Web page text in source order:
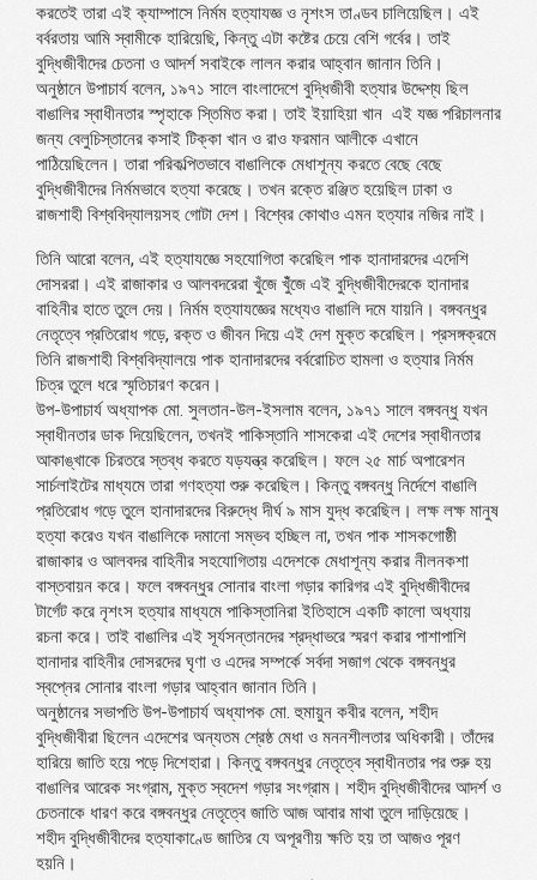
করতেই তারা এই ক্যাম্পাসে নির্মম হত্যাযজ্ঞ ও নৃশংস তাণ্ডব চালিয়েছিল। এই
বর্বরতায় আমি স্বামীকে হারিয়েছি, কিন্তু এটা কষ্টের চেয়ে বেশি গর্বের। তাই
বুদ্ধিজীবীদের চেতনা ও আদর্শ সবাইকে লালন করার আহ্বান জানান তিনি।
অনুষ্ঠানে উপাচার্য বলেন, ১৯৭১ সালে বাংলাদেশে বুদ্ধিজীবী হত্যার উদ্দেশ্য ছিল
বাঙালির স্বাধীনতার স্পৃহাকে স্তিমিত করা। তাই ইয়াহিয়া খান এই যজ্ঞ পরিচালনার
জন্য বেলুচিস্তানের কসাই টিক্কা খান ও রাও ফরমান আলীকে এখানে
পাঠিয়েছিলেন। তারা পরিকল্পিতভাবে বাঙালিকে মেধাশূন্য করতে বেছে বেছে
বুদ্ধিজীবীদের নির্মমভাবে হত্যা করেছে। তখন রক্তে রঞ্জিত হয়েছিল ঢাকা ও
রাজশাহী বিশ্ববিদ্যালয়সহ গোটা দেশ। বিশ্বের কোথাও এমন হত্যার নজির নাই।
তিনি আরো বলেন, এই হত্যাযজ্ঞে সহযোগিতা করেছিল পাক হানাদারদের এদেশি
দোসররা। এই রাজাকার ও আলবদরেরা খুঁজে খুঁঁজে এই বুদ্ধিজীবীদেরকে হানাদার
বাহিনীর হাতে তুলে দেয়। নির্মম হত্যাযজ্ঞের মধ্যেও বাঙালি দমে যায়নি। বঙ্গবন্ধুর
নেতৃত্বে প্রতিরোধ গড়ে, রক্ত ও জীবন দিয়ে এই দেশ মুক্ত করেছিল। প্রসঙ্গক্রমে
তিনি রাজশাহী বিশ্ববিদ্যালয়ে পাক হানাদারদের বর্বরোচিত হামলা ও হত্যার নির্মম
চিত্র তুলে ধরে স্মৃতিচারণ করেন।
উপ-উপাচার্য অধ্যাপক মো. সুলতান-উল-ইসলাম বলেন, ১৯৭১ সালে বঙ্গবন্ধু যখন
স্বাধীনতার ডাক দিয়েছিলেন, তখনই পাকিস্তানি শাসকেরা এই দেশের স্বাধীনতার
আকাঙ্খাকে চিরতরে স্তব্ধ করতে যড়যন্ত্র করেছিল। ফলে ২৫ মার্চ অপারেশন
সার্চলাইটের মাধ্যমে তারা গণহত্যা শুরু করেছিল। কিন্তু বঙ্গবন্ধু নির্দেশে বাঙালি
প্রতিরোধ গড়ে তুলে হানাদারদের বিরুদ্ধে দীর্ঘ ৯ মাস যুদ্ধ করেছিল। লক্ষ লক্ষ মানুষ
হত্যা করেও যখন বাঙালিকে দমানো সম্ভব হচ্ছিল না, তখন পাক শাসকগোষ্ঠী
রাজাকার ও আলবদর বাহিনীর সহযোগিতায় এদেশকে মেধাশূন্য করার নীলনকশা
বাস্তবায়ন করে। ফলে বঙ্গবন্ধুর সোনার বাংলা গড়ার কারিগর এই বুদ্ধিজীবীদের
টার্গেট করে নৃশংস হত্যার মাধ্যমে পাকিস্তানিরা ইতিহাসে একটি কালো অধ্যায়
রচনা করে। তাই বাঙালির এই সূর্যসন্তানদের শ্রদ্ধাভরে স্মরণ করার পাশাপাশি
হানাদার বাহিনীর দোসরদের ঘৃণা ও এদের সম্পর্কে সর্বদা সজাগ থেকে বঙ্গবন্ধুর
স্বপ্নের সোনার বাংলা গড়ার আহ্বান জানান তিনি।
অনুষ্ঠানের সভাপতি উপ-উপাচার্য অধ্যাপক মো. হুমায়ুন কবীর বলেন, শহীদ
বুদ্ধিজীবীরা ছিলেন এদেশের অন্যতম শ্রেষ্ঠ মেধা ও মননশীলতার অধিকারী। তাঁদের
হারিয়ে জাতি হয়ে পড়ে দিশেহারা। কিন্তু বঙ্গবন্ধুর নেতৃত্বে স্বাধীনতার পর শুরু হয়
বাঙালির আরেক সংগ্রাম, মুক্ত স্বদেশ গড়ার সংগ্রাম। শহীদ বুদ্ধিজীবীদের আদর্শ ও
চেতনাকে ধারণ করে বঙ্গবন্ধুর নেতৃত্বে জাতি আজ আবার মাথা তুলে দাড়িয়েছে।
শহীদ বুদ্ধিজীবীদের হত্যাকাণ্ডে জাতির যে অপূরণীয় ক্ষতি হয় তা আজও পূরণ
হয়নি।